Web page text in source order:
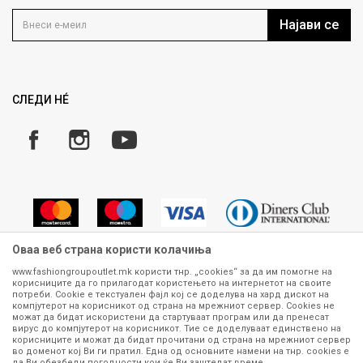
Кариера
Како да купите
Замена и рефундација на производи
Плаќање
Најави се
СЛЕДИ НÉ
Сите информации околу производите кои се изложени на нашата
онлајн продавница се стремиме да бидат конкретни, точни и прецизни,
меѓутоа не можеме да гарантираме дека се без ниту една грешка или
пак дека сите производи во моментот се достапни на залиха.
Фотографиите се најверодостојниот приказ на производот. Доколку
дојде до потреба за замена на производ или рефундација, процедурата
Оваа веб страна користи колачиња
www.fashiongroupoutlet.mk користи тнр. „cookies“ за да им помогне на
корисниците да го прилагодат користењето на интернетот на своите
потреби. Cookie е текстуален фајл кој се доделува на хард дискот на
компјутерот на корисникот од страна на мрежниот сервер. Cookies не
можат да бидат искористени да стартуваат програм или да пренесат
вирус до компјутерот на корисникот. Тие се доделуваат единствено на
корисниците и можат да бидат прочитани од страна на мрежниот сервер
во доменот кој Ви ги пратил. Една од основните намени на тнр. сookies е